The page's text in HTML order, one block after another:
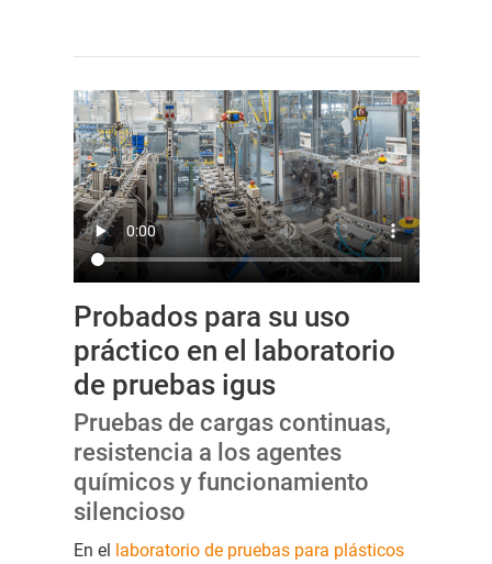
Probados para su uso
práctico en el laboratorio
de pruebas igus
Pruebas de cargas continuas,
resistencia a los agentes
químicos y funcionamiento
silencioso
En el laboratorio de pruebas para plásticos